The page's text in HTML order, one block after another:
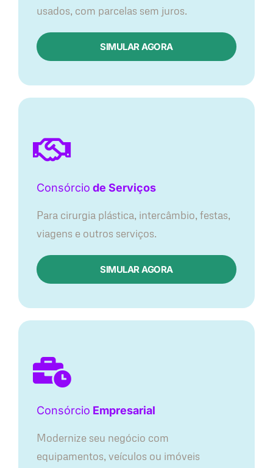
usados, com parcelas sem juros.
SIMULAR AGORA
Consórcio de Serviços
Para cirurgia plástica, intercâmbio, festas,
viagens e outros serviços.
SIMULAR AGORA
Consórcio Empresarial
Modernize seu negócio com
equipamentos, veículos ou imóveis